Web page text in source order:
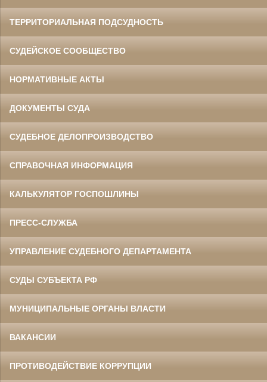
ТЕРРИТОРИАЛЬНАЯ ПОДСУДНОСТЬ
СУДЕЙСКОЕ СООБЩЕСТВО
НОРМАТИВНЫЕ АКТЫ
ДОКУМЕНТЫ СУДА
СУДЕБНОЕ ДЕЛОПРОИЗВОДСТВО
СПРАВОЧНАЯ ИНФОРМАЦИЯ
КАЛЬКУЛЯТОР ГОСПОШЛИНЫ
ПРЕСС-СЛУЖБА
УПРАВЛЕНИЕ СУДЕБНОГО ДЕПАРТАМЕНТА
СУДЫ СУБЪЕКТА РФ
МУНИЦИПАЛЬНЫЕ ОРГАНЫ ВЛАСТИ
ВАКАНСИИ
ПРОТИВОДЕЙСТВИЕ КОРРУПЦИИ